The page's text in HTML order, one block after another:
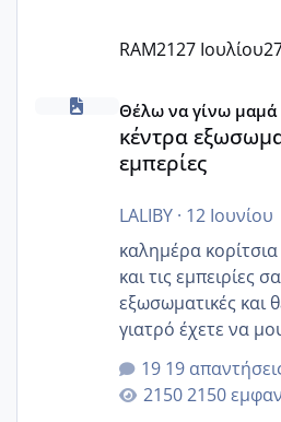
RAM2127 Ιουλίου
κέντρα εξωσωματικής και
Θέλω να γίνω μαμά
κέντρα
εμπερίες
LALIBY· 12 Ιουνίου
καλημέρα
και τις εμπειρίες
εξωσωματικές και
γιατρό έχετε να
που μείνατε
επιιτυχία? έκανα
ζερβομανωλάκη
19
2150